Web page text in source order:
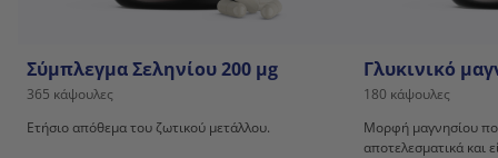
Σύμπλεγμα Σεληνίου 200 µg
365 κάψουλες
Ετήσιο απόθεμα του ζωτικού μετάλλου.
Γλυκινικό
180 κάψουλες
Μορφή μαγνησίου
αποτελεσματικά και